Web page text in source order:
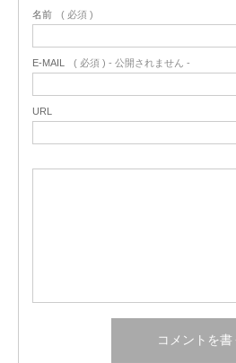
名前 ( 必須 )
E-MAIL ( 必須 ) - 公開されません -
URL